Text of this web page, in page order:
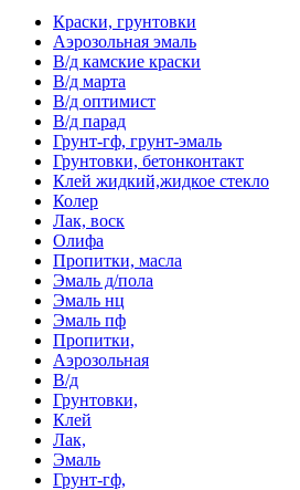
Краски, грунтовки
Аэрозольная эмаль
В/д камские краски
В/д марта
В/д оптимист
В/д парад
Грунт-гф, грунт-эмаль
Грунтовки, бетонконтакт
Клей жидкий,жидкое стекло
Колер
Лак, воск
Олифа
Пропитки, масла
Эмаль д/пола
Эмаль нц
Эмаль пф
Пропитки,
Аэрозольная
В/д
Грунтовки,
Клей
Лак,
Эмаль
Грунт-гф,